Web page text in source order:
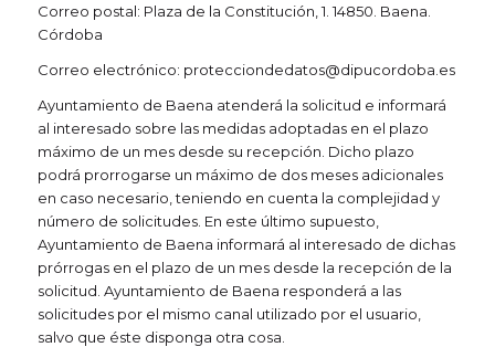
Correo postal: Plaza de la Constitución, 1. 14850. Baena.
Córdoba
Correo electrónico: protecciondedatos@dipucordoba.es
Ayuntamiento de Baena atenderá la solicitud e informará
al interesado sobre las medidas adoptadas en el plazo
máximo de un mes desde su recepción. Dicho plazo
podrá prorrogarse un máximo de dos meses adicionales
en caso necesario, teniendo en cuenta la complejidad y
número de solicitudes. En este último supuesto,
Ayuntamiento de Baena informará al interesado de dichas
prórrogas en el plazo de un mes desde la recepción de la
solicitud. Ayuntamiento de Baena responderá a las
solicitudes por el mismo canal utilizado por el usuario,
salvo que éste disponga otra cosa.